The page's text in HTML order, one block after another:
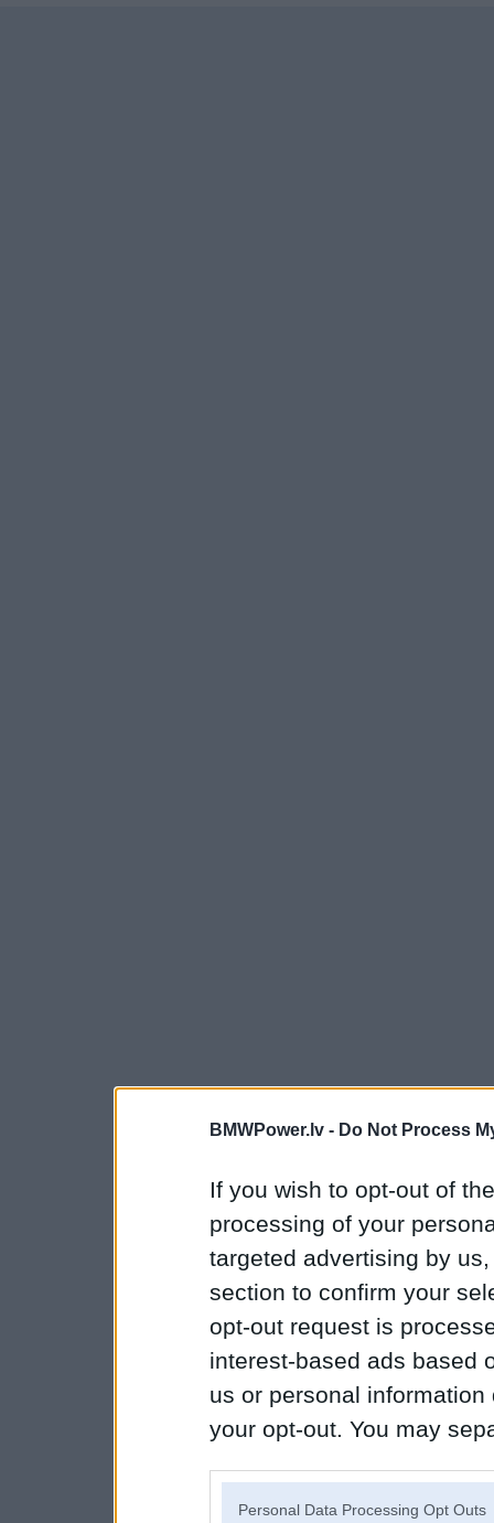
BMWPower.lv - Do Not Process
If you wish to opt-out of
processing of your
targeted advertising by
section to confirm your
opt-out request is
interest-based ads based
us or personal
your opt-out. You may
Personal Data Processing Opt Outs